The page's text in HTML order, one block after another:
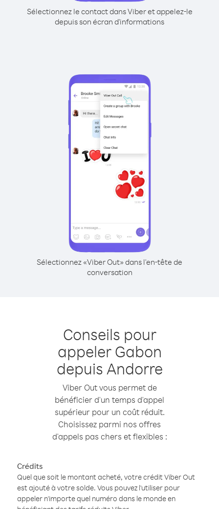
Sélectionnez le contact dans Viber et appelez-le
depuis son écran d'informations
Sélectionnez «Viber Out» dans l'en-tête de
conversation
Conseils pour
appeler Gabon
depuis Andorre
Viber Out vous permet de
bénéficier d'un temps d'appel
supérieur pour un coût réduit.
Choisissez parmi nos offres
d'appels pas chers et flexibles :
Crédits
Quel que soit le montant acheté, votre crédit Viber Out
est ajouté à votre solde. Vous pouvez l'utiliser pour
appeler n'importe quel numéro dans le monde en